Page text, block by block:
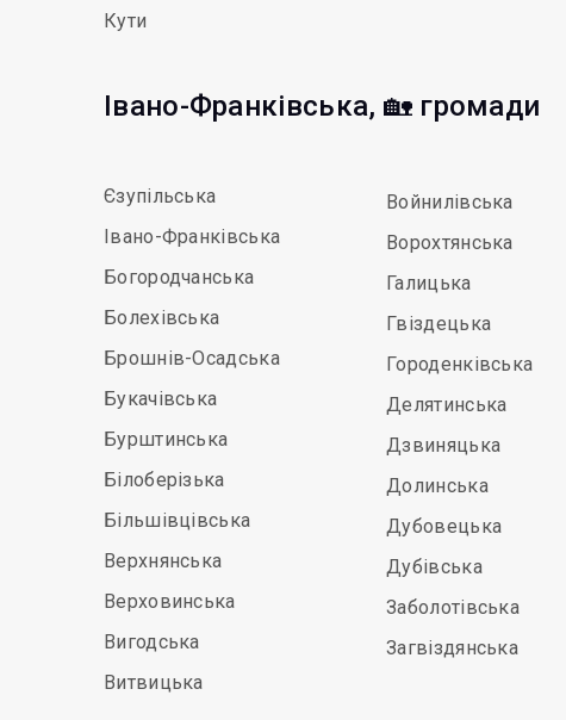
Кути
Івано-Франківська, 🏡 громади
Єзупільська
Івано-Франківська
Богородчанська
Болехівська
Брошнів-Осадська
Букачівська
Бурштинська
Білоберізька
Більшівцівська
Верхнянська
Верховинська
Вигодська
Витвицька
Войнилівська
Ворохтянська
Галицька
Гвіздецька
Городенківська
Делятинська
Дзвиняцька
Долинська
Дубовецька
Дубівська
Заболотівська
Загвіздянська